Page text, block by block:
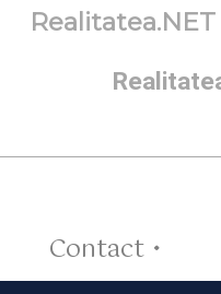
Realitatea.NET
Contact •